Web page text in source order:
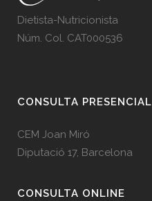
Dietista-Nutricionista
Núm. Col. CAT000536
CONSULTA PRESENCIAL
CEM Joan Miró
Diputació 17, Barcelona
CONSULTA ONLINE